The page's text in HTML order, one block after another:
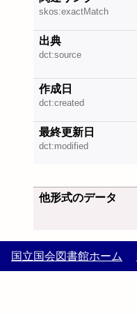
skos:exactMatch
出典
dct:source
作成日
dct:created
最終更新日
dct:modified
他形式のデータ
国立国会図書館ホーム